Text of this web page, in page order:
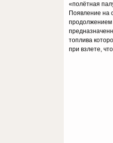
«полётная
Появление на
продолжением
топлива
при взлете,